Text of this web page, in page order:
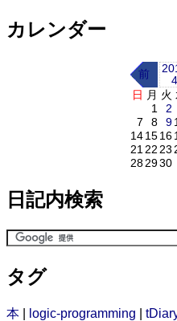
カレンダー
前
日 月 火
1
2
7
8 9
141516
21 22 23
282930
日記内検索
タグ
本 logic-programming